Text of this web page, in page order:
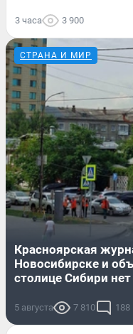
3 часа 3 900
СТРАНА И МИР
Красноярская
Новосибирске и
столице Сибири
5 августа 7 810 188